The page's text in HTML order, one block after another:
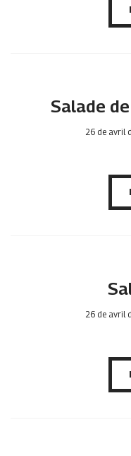
Salade
26 de avril
26 de avril